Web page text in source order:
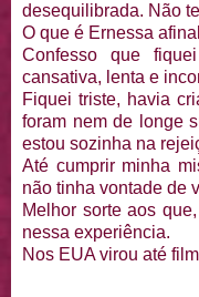
desequilibrada. Não
O que é Ernessa
Confesso que
cansativa, lenta e
Fiquei triste, havia
foram nem de longe
estou sozinha na
Até cumprir minha
não tinha vontade de
Melhor sorte aos
nessa experiência.
Nos EUA virou até